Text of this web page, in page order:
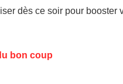
dès ce soir pour booster
bon coup